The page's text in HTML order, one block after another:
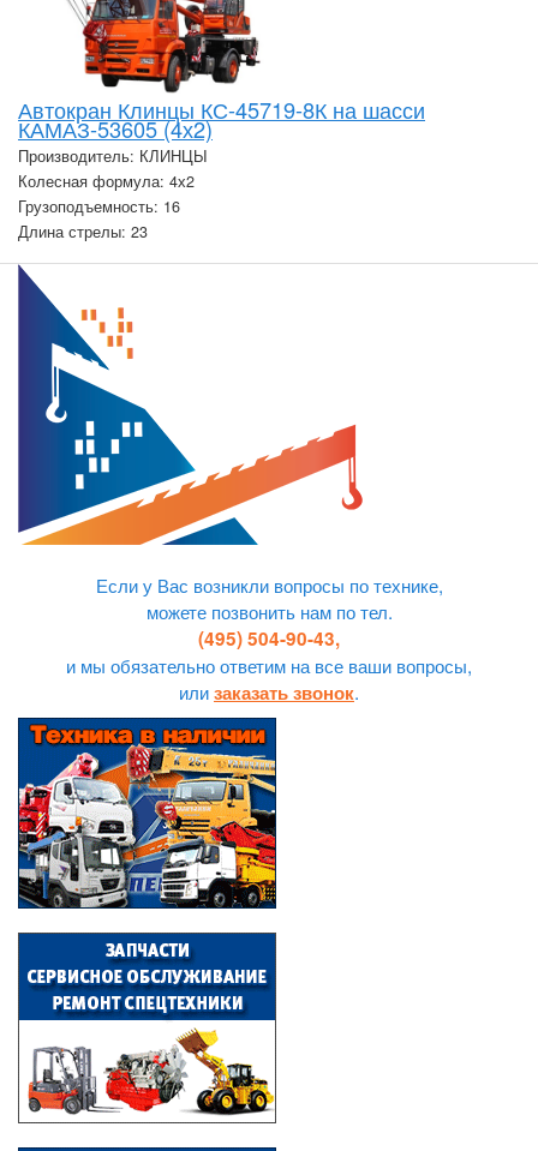
Автокран Клинцы КС-45719-8К на шасси
КАМАЗ-53605 (4х2)
Производитель: КЛИНЦЫ
Колесная формула: 4х2
Грузоподъемность: 16
Длина стрелы: 23
Если у Вас возникли вопросы по технике,
можете позвонить нам по тел.
(495) 504-90-43,
и мы обязательно ответим на все ваши вопросы,
илизаказать звонок.